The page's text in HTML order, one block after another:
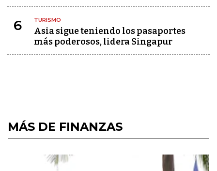
6 TURISMO
Asia sigue teniendo los pasaportes
más poderosos, lidera Singapur
MÁS DE FINANZAS